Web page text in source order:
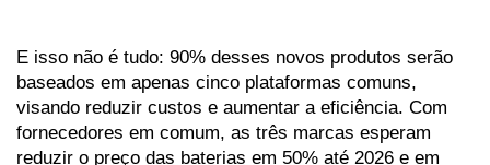
E isso não é tudo: 90% desses novos produtos serão
baseados em apenas cinco plataformas comuns,
visando reduzir custos e aumentar a eficiência. Com
fornecedores em comum, as três marcas esperam
reduzir o preço das baterias em 50% até 2026 e em